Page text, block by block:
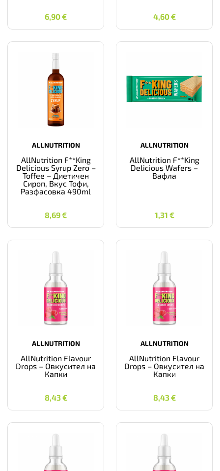
6,90€
6,90 € 4,60€
4,60
ALLNUTRITION
AllNutrition F**King
Delicious Syrup Zero –
Toffee – Диетичен
Сироп, Вкус Тофи,
Разфасовка 490ml
8,69€
8,69 €
ALLNUTRITION
AllNutrition F**King
Delicious Wafers –
Вафла
1,31 €
1,31 €
ALLNUTRITION
AllNutrition Flavour
Drops – Овкусител на
Капки
8,43€
8,43
ALLNUTRITION
AllNutrition Flavour
Drops – Овкусител на
Капки
8,43€
8,43